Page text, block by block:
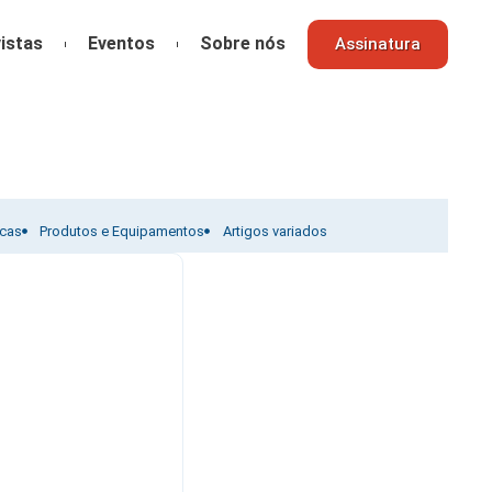
Eventos Sobre nós Assinatura
Produtos e Equipamentos Artigos variados